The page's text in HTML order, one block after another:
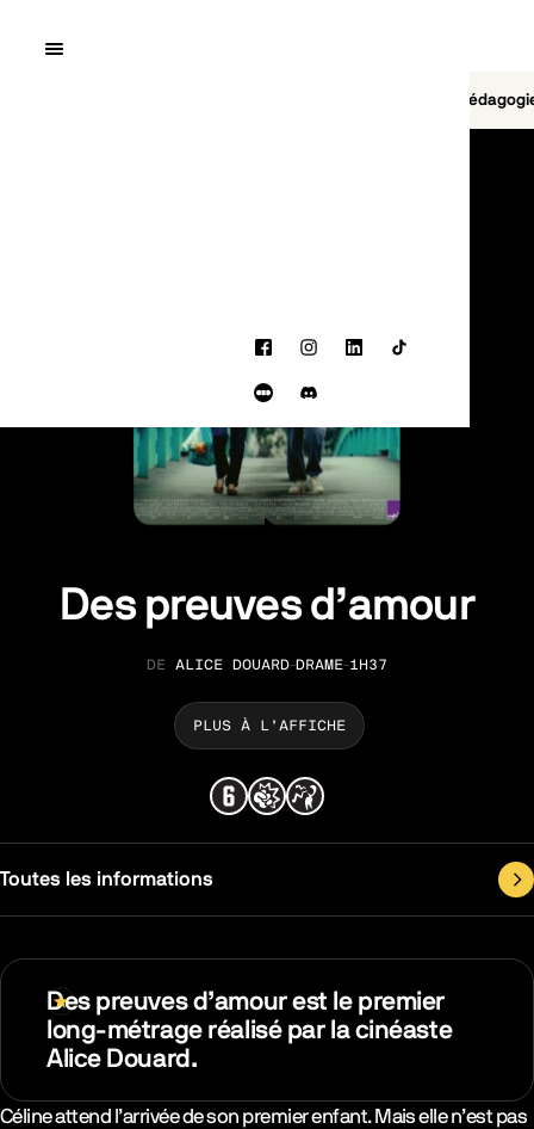
Quai10
FacebookInstagram
LinkedInTikTok
Letterboxd
Discord
Des preuves d’amour
RÉALISATION
ALICE DOUARD GENRE
DRAME DURÉE
1H37
PLUS À L’AFFICHE
Toutes les informations
Des preuves d’amour est le premier
long-métrage réalisé par la cinéaste
Alice Douard.
Synopsys & Casting
Céline attend l’arrivée de son premier enfant. Mais elle n’est pas